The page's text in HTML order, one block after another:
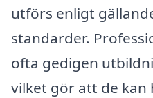
utförs enligt
standarder.
ofta gedigen
vilket gör att de kan